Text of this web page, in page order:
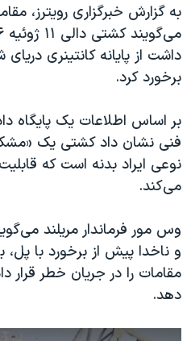
اسرائیل در جنگ
نرگس محمدی برنده جایزه نوبل
همایش محافظه‌کاران آمریکا
سفر پرزیدنت ترامپ به چین
به گزارش خبرگزاری رویترز،
داشت از پایانه کانتینری
برخورد کرد.
بر اساس اطلاعات یک پایگاه
فنی نشان داد کشتی یک
نوعی ایراد بدنه است که
می‌کند.
وس مور فرماندار مریلند
و ناخدا پیش از برخورد با
مقامات را در جریان خطر قرار
دهد.